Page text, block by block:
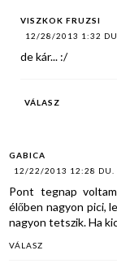
VISZKOK FRUZSI
12/28/2013 1:32 DU.
de kár... :/
VÁLASZ
GABICA
12/22/2013 12:28 DU.
Pont tegnap
élőben nagyon pici,
nagyon tetszik. Ha
VÁLASZ